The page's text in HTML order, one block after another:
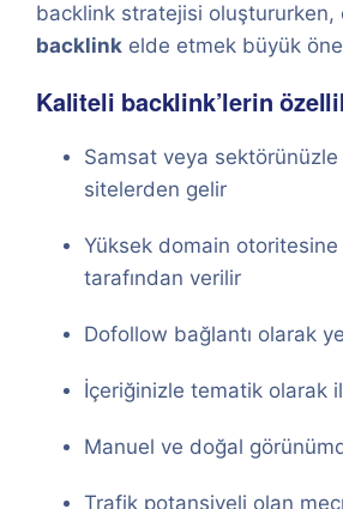
backlink stratejisi oluştururken,
backlink elde etmek büyük
Kaliteli backlink’lerin
Samsat veya sektörünüzle
sitelerden gelir
Yüksek domain
tarafından verilir
Dofollow bağlantı olarak
İçeriğinizle tematik olarak
Manuel ve doğal
Trafik potansiyeli olan